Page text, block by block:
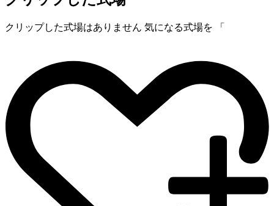
クリップした式場はありません 気になる式場を 「